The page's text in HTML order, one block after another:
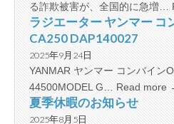
る詐欺被害が、全国的に急増
ラジエーター ヤンマー コ
CA250 DAP140027
2025年9月24日
YANMAR ヤンマー コンバイン
44500MODEL G… Read
夏季休暇のお知らせ
2025年8月5日